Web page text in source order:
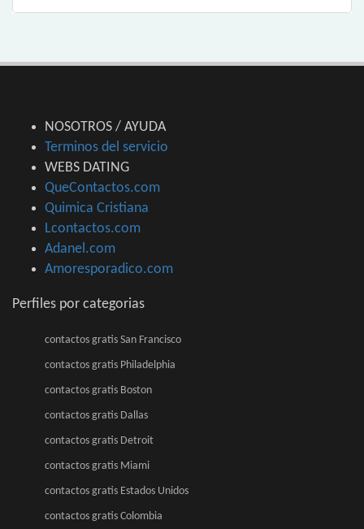
NOSOTROS / AYUDA
Terminos del servicio
WEBS DATING
QueContactos.com
Quimica Cristiana
Lcontactos.com
Adanel.com
Amoresporadico.com
Perfiles por categorias
contactos gratis San Francisco
contactos gratis Philadelphia
contactos gratis Boston
contactos gratis Dallas
contactos gratis Detroit
contactos gratis Miami
contactos gratis Estados Unidos
contactos gratis Colombia